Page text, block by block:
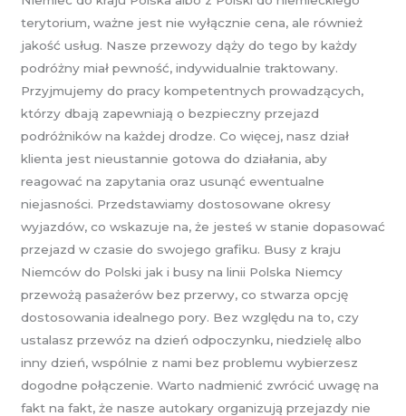
terytorium, ważne jest nie wyłącznie cena, ale również
jakość usług. Nasze przewozy dąży do tego by każdy
podróżny miał pewność, indywidualnie traktowany.
Przyjmujemy do pracy kompetentnych prowadzących,
którzy dbają zapewniają o bezpieczny przejazd
podróżników na każdej drodze. Co więcej, nasz dział
klienta jest nieustannie gotowa do działania, aby
reagować na zapytania oraz usunąć ewentualne
niejasności. Przedstawiamy dostosowane okresy
wyjazdów, co wskazuje na, że jesteś w stanie dopasować
przejazd w czasie do swojego grafiku. Busy z kraju
Niemców do Polski jak i busy na linii Polska Niemcy
przewożą pasażerów bez przerwy, co stwarza opcję
dostosowania idealnego pory. Bez względu na to, czy
ustalasz przewóz na dzień odpoczynku, niedzielę albo
inny dzień, wspólnie z nami bez problemu wybierzesz
dogodne połączenie. Warto nadmienić zwrócić uwagę na
fakt na fakt, że nasze autokary organizują przejazdy nie